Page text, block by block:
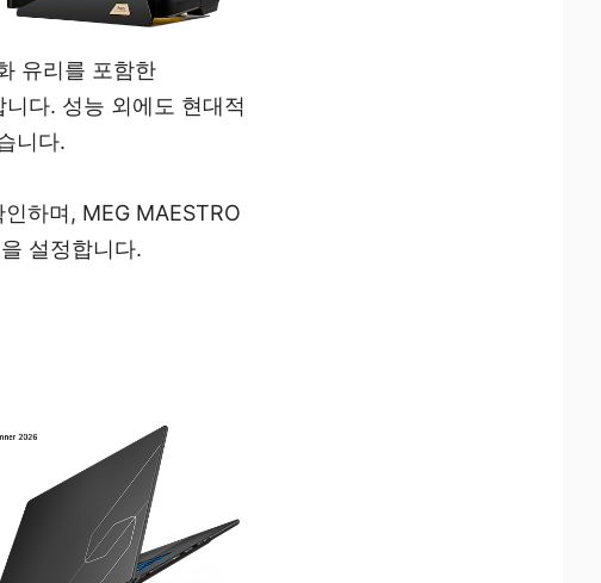
유리를 포함한
다. 성능 외에도 현대적
니다.
하며, MEG MAESTRO
설정합니다.